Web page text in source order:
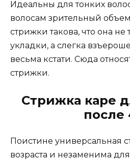
Идеальны для тонких
волосам зрительный
стрижки такова, что она не
укладки, а слегка
весьма кстати. Сюда
стрижки.
Стрижка каре
после
Поистине универсальная
возраста и незаменима